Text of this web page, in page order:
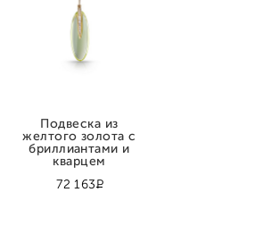
72 163Р
Подвеска из
желтого золота с
бриллиантами и
кварцем